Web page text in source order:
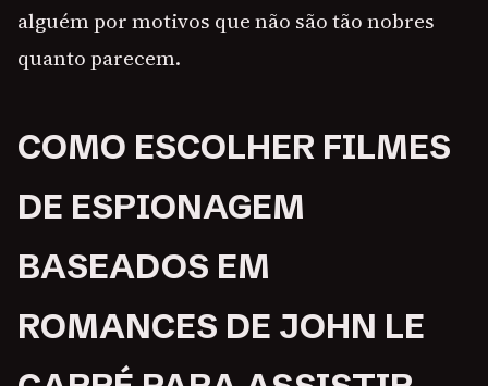
alguém por motivos que não são tão nobres
quanto parecem.
COMO ESCOLHER FILMES
DE ESPIONAGEM
BASEADOS EM
ROMANCES DE JOHN LE